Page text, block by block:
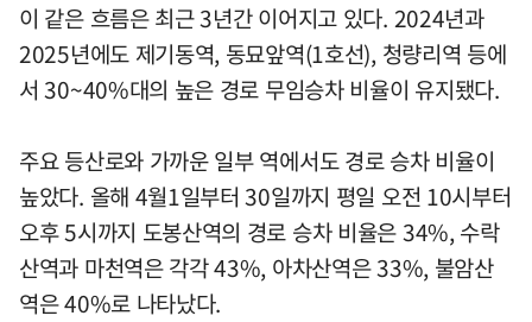
이 같은 흐름은 최근 3년간 이어지고 있다. 2024년과
2025년에도 제기동역, 동묘앞역(1호선), 청량리역 등에
서 30~40%대의 높은 경로 무임승차 비율이 유지됐다.
주요 등산로와 가까운 일부 역에서도 경로 승차 비율이
높았다. 올해 4월1일부터 30일까지 평일 오전 10시부터
오후 5시까지 도봉산역의 경로 승차 비율은 34%, 수락
산역과 마천역은 각각 43%, 아차산역은 33%, 불암산
역은 40%로 나타났다.